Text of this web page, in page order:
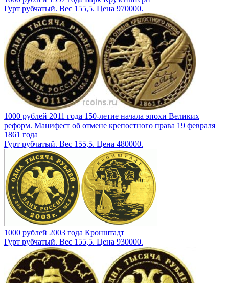
Гурт рубчатый. Вес 155,5. Цена 970000.
1000 рублей 2011 года 150-летие начала эпохи Великих
реформ. Манифест об отмене крепостного права 19 февраля
1861 года
Гурт рубчатый. Вес 155,5. Цена 480000.
1000 рублей 2003 года Кронштадт
Гурт рубчатый. Вес 155,5. Цена 930000.